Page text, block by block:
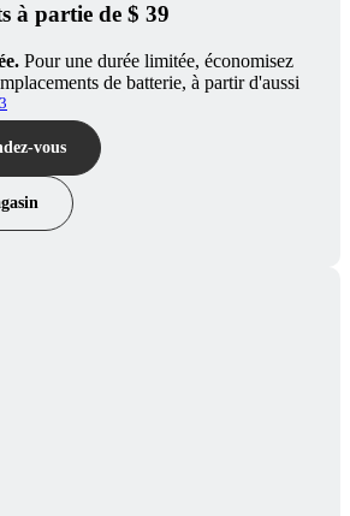
à partie de $ 39
Pour une durée limitée, économisez
de batterie, à partir d'aussi
3
vous